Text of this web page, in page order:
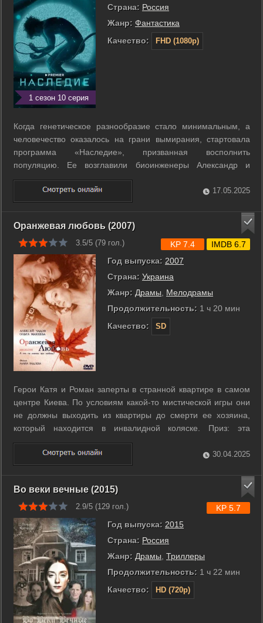
1 сезон 10 серия
Страна: Россия
Жанр: Фантастика
Качество:
FHD (1080p)
Когда генетическое разнообразие стало минимальным, а
человечество оказалось на грани вымирания, стартовала
программа «Наследие», призванная восполнить
популяцию. Ее возглавили биоинженеры Александр и
Елизавета Гордеевы и генетик Петр Сергеевич. Группа
ученых провела в криогенном сне сто лет, чтобы в будущем
разморозить здоровые эмбрионы. Однако ...
17.05.2025
Оранжевая любовь (2007)
3.5/5 (79 гол.)
Год выпуска: 2007
Страна: Украина
Жанр: Драмы
Мелодрамы
Продолжительность: 1 ч 20 мин
Качество:
SD
KP 7.4 IMDB 6.7
Герои Катя и Роман заперты в странной квартире в самом
центре Киева. По условиям какой-то мистической игры они
не должны выходить из квартиры до смерти ее хозяина,
который находится в инвалидной коляске. Приз: эта
квартира и около 200 тысяч евро. Но осенняя любовь как-то
в один миг сменяется мыслью о… СПИДе. Диктующий
правила должен умереть именно ...
30.04.2025
Во веки вечные (2015)
2.9/5 (129 гол.)
Год выпуска: 2015
Страна: Россия
Жанр: Драмы Триллеры
Продолжительность: 1 ч 22 мин
Качество:
HD (720p)
KP 5.7